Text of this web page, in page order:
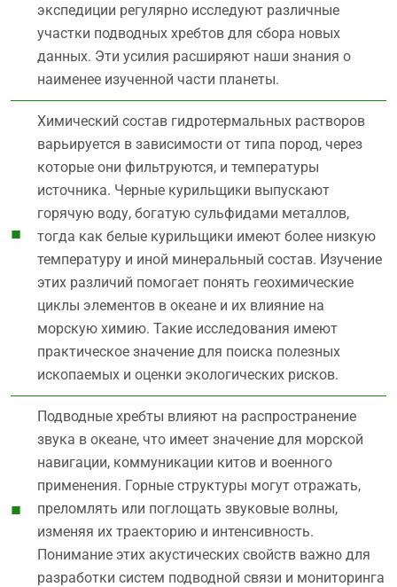
экспедиции регулярно исследуют различные
участки подводных хребтов для сбора новых
данных. Эти усилия расширяют наши знания о
наименее изученной части планеты.
Химический состав гидротермальных растворов
варьируется в зависимости от типа пород, через
которые они фильтруются, и температуры
источника. Черные курильщики выпускают
горячую воду, богатую сульфидами металлов,
тогда как белые курильщики имеют более низкую
температуру и иной минеральный состав. Изучение
этих различий помогает понять геохимические
циклы элементов в океане и их влияние на
морскую химию. Такие исследования имеют
практическое значение для поиска полезных
ископаемых и оценки экологических рисков.
Подводные хребты влияют на распространение
звука в океане, что имеет значение для морской
навигации, коммуникации китов и военного
применения. Горные структуры могут отражать,
преломлять или поглощать звуковые волны,
изменяя их траекторию и интенсивность.
Понимание этих акустических свойств важно для
разработки систем подводной связи и мониторинга